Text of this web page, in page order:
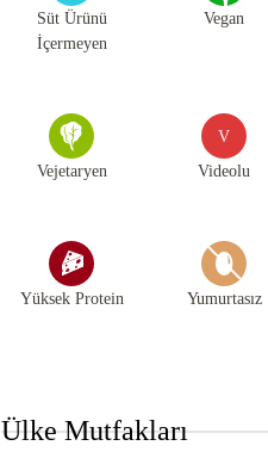
Süt Ürünü
İçermeyen
Vegan
Vejetaryen
V
Videolu
Yüksek Protein Yumurtasız
Ülke Mutfakları